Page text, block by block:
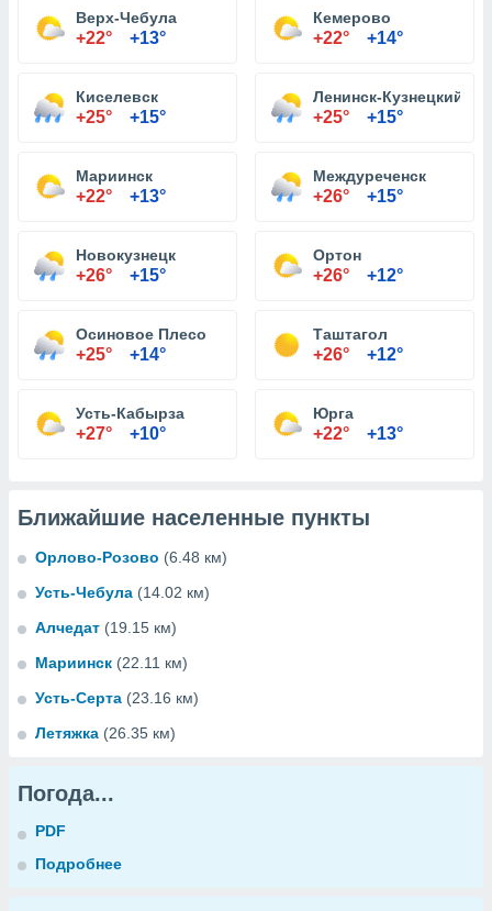
Верх-Чебула
+22° +13°
Кемерово
+22° +14°
Киселевск
+25° +15°
Ленинск-Кузнецкий
+25° +15°
Мариинск
+22° +13°
Междуреченск
+26° +15°
Новокузнецк
+26° +15°
Ортон
+26° +12°
Осиновое Плесо
+25° +14°
Таштагол
+26° +12°
Усть-Кабырза
+27° +10°
Юрга
+22° +13°
Ближайшие населенные пункты
Орлово-Розово (6.48 км)
Усть-Чебула (14.02 км)
Алчедат (19.15 км)
Мариинск (22.11 км)
Усть-Серта (23.16 км)
Летяжка (26.35 км)
Погода...
PDF
Подробнее